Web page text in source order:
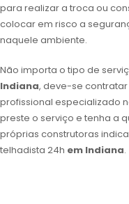
para realizar a troca ou
colocar em risco a
naquele ambiente.
Não importa o tipo de
Indiana, deve-se
profissional especializado
preste o serviço e tenha a
próprias construtoras
telhadista 24h em Indiana.